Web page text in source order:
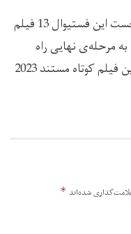
به‌گفته‌ی خانم حیدری، در مرحله‌ی نخست این فستیوال 13 فیلم
مرحله‌ی نهایی راه
یافتند که «لیلا» توانست مقام اول بهترین فیلم کوتاه مستند 2023
شده‌اند *